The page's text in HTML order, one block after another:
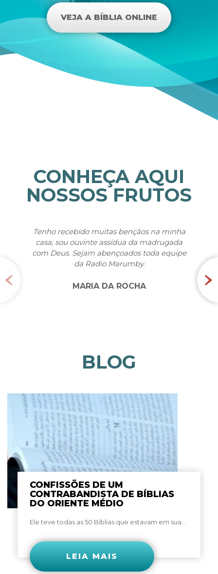
VEJA A BÍBLIA ONLINE
CONHEÇA AQUI
NOSSOS FRUTOS
muitas bençãos na minha
ouvinte assídua da madrugada
Sejam abençoados toda equipe
da Radio Marumby.
MARIA DA ROCHA
Queridos irmão,
fruto deste
através do
muito feliz, pois
nunca deixei de
BLOG
CONFISSÕES DE UM
CONTRABANDISTA DE BÍBLIAS
DO ORIENTE MÉDIO
Ele teve todas as 50 Bíblias que estavam em sua...
LEIA MAIS